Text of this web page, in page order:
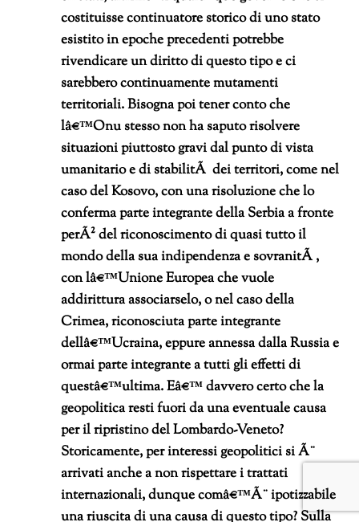
costituisse continuatore storico di uno stato
esistito in epoche precedenti potrebbe
rivendicare un diritto di questo tipo e ci
sarebbero continuamente mutamenti
territoriali.Bisogna poi tener conto che
lâ€™Onu stesso non ha saputo risolvere
situazioni piuttosto gravi dal punto di vista
umanitario e di stabilitÃ dei territori, come nel
caso del Kosovo, con una risoluzione che lo
conferma parte integrante della Serbia a fronte
perÃ² del riconoscimento di quasi tutto il
mondo della sua indipendenza e sovranitÃ ,
con lâ€™Unione Europea che vuole
addirittura associarselo, o nel caso della
Crimea, riconosciuta parte integrante
dellâ€™Ucraina, eppure annessa dalla Russia e
ormai parte integrante a tutti gli effetti di
questâ€™ultima. Eâ€™ davvero certo che la
geopolitica resti fuori da una eventuale causa
per il ripristino del Lombardo-Veneto?
Storicamente, per interessi geopolitici si Ã¨
arrivati anche a non rispettare i trattati
internazionali, dunque comâ€™Ã¨ ipotizzabile
una riuscita di una causa di questo tipo? Sulla